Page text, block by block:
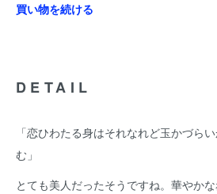
買い物を続ける
DETAIL
「恋ひわたる身はそれなれど玉かづら
む」
とても美人だったそうですね。華やか